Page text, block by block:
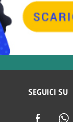
SEGUICI SU
Facebook